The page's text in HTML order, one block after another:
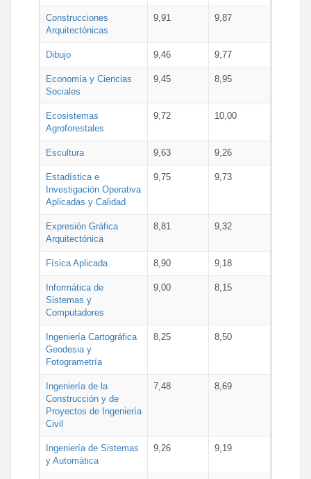
Construcciones
Arquitectónicas
9,91 9,87
Dibujo 9,46 9,77
Economía y Ciencias
Sociales
9,45 8,95
Ecosistemas
Agroforestales
9,72 10,00
Escultura 9,63 9,26
Estadística e
Investigación Operativa
Aplicadas y Calidad
9,75 9,73
Expresión Gráfica
Arquitectónica
8,81 9,32
Física Aplicada 8,90 9,18
Informática de
Sistemas y
Computadores
9,00 8,15
Ingeniería Cartográfica
Geodesia y
Fotogrametría
8,25 8,50
Ingeniería de la
Construcción y de
Proyectos de Ingeniería
Civil
7,48 8,69
Ingeniería de Sistemas
y Automática
9,26 9,19